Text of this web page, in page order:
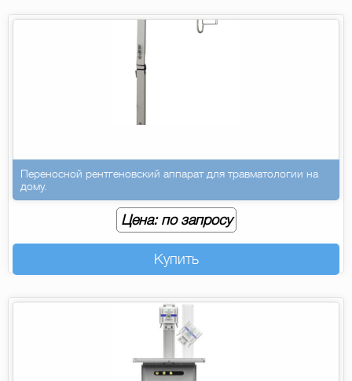
Переносной рентгеновский аппарат для травматологии на
дому.
Цена: по запросу
Купить